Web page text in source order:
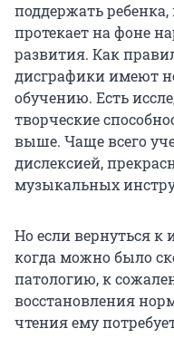
поддержать
протекает на фоне
развития. Как
дисграфики имеют
обучению. Есть
творческие
выше. Чаще всего
дислексией,
музыкальных
Но если вернуться к
когда можно было
патологию, к
восстановления
чтения ему